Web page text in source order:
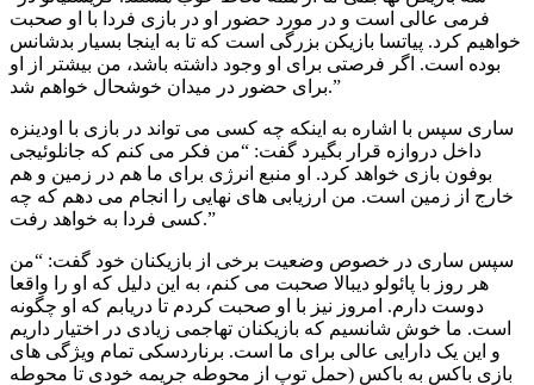
فرمی عالی است و در مورد حضور او در بازی فردا با او صحبت
خواهیم کرد. پیاتسا بازیکن بزرگی است که تا به اینجا بسیار بدشانس
بوده است. اگر فرصتی برای او وجود داشته باشد، من بیشتر از او
برای حضور در میدان خوشحال خواهم شد.”
ساری سپس با اشاره به اینکه چه کسی می تواند در بازی با اودینزه
داخل دروازه قرار بگیرد گفت: “من فکر می کنم که جانلوئیجی
بوفون بازی خواهد کرد. او منبع انرژی برای ما هم در زمین و هم
خارج از زمین است. من ارزیابی های نهایی را انجام می دهم که چه
کسی فردا به خواهد رفت.”
سپس ساری در خصوص وضعیت برخی از بازیکنان خود گفت: “من
هر روز با پائولو دیبالا صحبت می کنم، به این دلیل که او را واقعا
دوست دارم. امروز نیز با او صحبت کردم تا دریابم که او چگونه
است. ما خوش شانسیم که بازیکنان تهاجمی زیادی در اختیار داریم
و این یک دارایی عالی برای ما است. برناردسکی تمام ویژگی های
بازی باکس به باکس (حمل توپ از محوطه جریمه خودی تا محوطه